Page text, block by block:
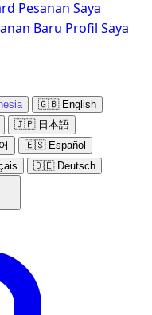
Pesanan Saya
Baru Profil Saya
🇬🇧 English
🇯🇵 日本語
🇪🇸 Español
🇩🇪 Deutsch